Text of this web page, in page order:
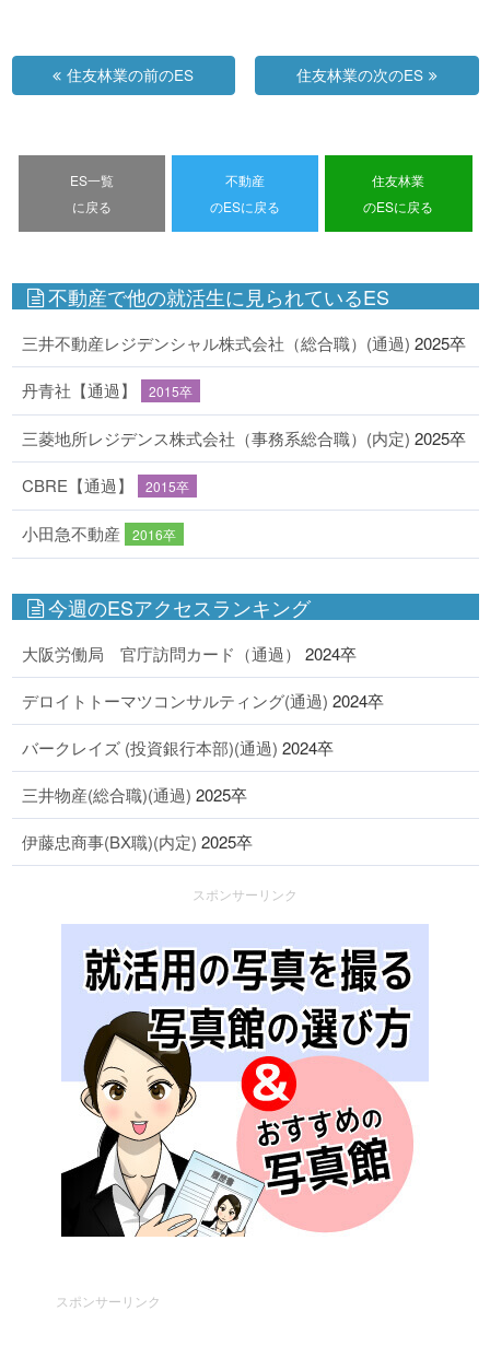
住友林業の前のES 住友林業の次のES
ES一覧
に戻る
不動産
のESに戻る
住友林業
のESに戻る
不動産で他の就活生に見られているES
三井不動産レジデンシャル株式会社（総合職）(通過) 2025卒
丹青社【通過】 2015卒
三菱地所レジデンス株式会社（事務系総合職）(内定) 2025卒
CBRE【通過】 2015卒
小田急不動産 2016卒
今週のESアクセスランキング
大阪労働局 官庁訪問カード（通過） 2024卒
デロイトトーマツコンサルティング(通過) 2024卒
バークレイズ (投資銀行本部)(通過) 2024卒
三井物産(総合職)(通過) 2025卒
伊藤忠商事(BX職)(内定) 2025卒
スポンサーリンク
スポンサーリンク